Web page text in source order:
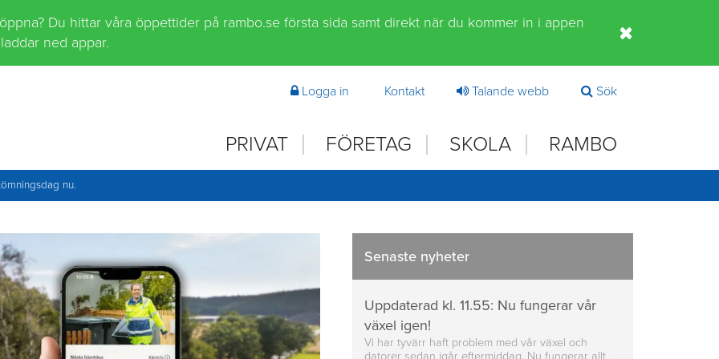
Du hittar våra öppettider på rambo.se första sida samt direkt när du kommer in i appen
ned appar.
Logga in Kontakt Talande webb Sök
PRIVAT FÖRETAG SKOLA RAMBO
nu.
Senaste nyheter
Uppdaterad kl. 11.55: Nu fungerar vår
växel igen!
Vi har tyvärr haft problem med vår växel och
datorer sedan igår eftermiddag. Nu fungerar allt…